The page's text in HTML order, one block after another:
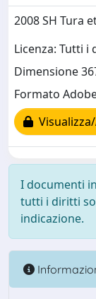
2008 SH Tura
Licenza: Tutti
Dimensione
Formato
I documenti
tutti i diritti
indicazione.